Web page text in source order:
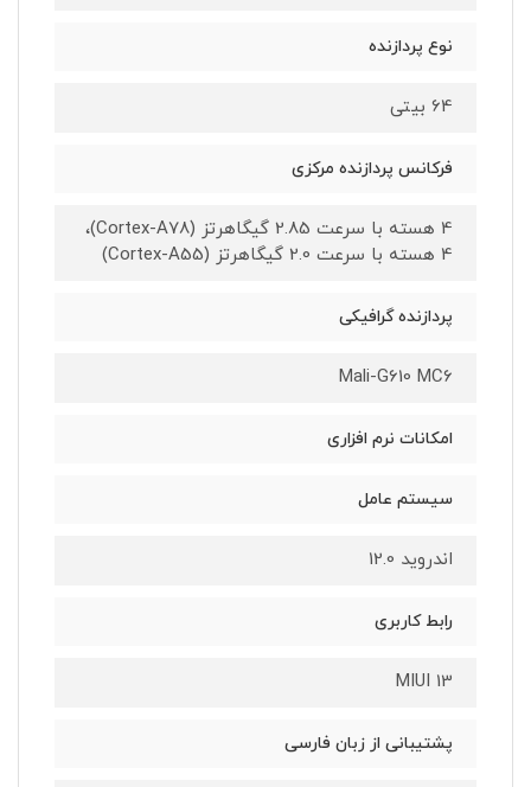
نوع پردازنده
64 بیتی
فرکانس پردازنده مرکزی
4 هسته با سرعت 2.85 گیگاهرتز (Cortex-A78)،
4 هسته با سرعت 2.0 گیگاهرتز (Cortex-A55)
پردازنده گرافیکی
Mali-G610 MC6
امکانات نرم افزاری
سیستم عامل
اندروید 12.0
رابط کاربری
MIUI 13
پشتیبانی از زبان فارسی